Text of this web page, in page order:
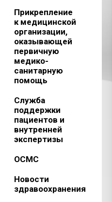
Прикрепление
к медицинской
организации,
оказывающей
первичную
медико-
санитарную
помощь
Служба
поддержки
пациентов и
внутренней
экспертизы
ОСМС
Новости
здравоохранения